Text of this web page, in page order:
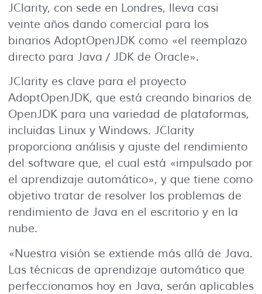
JClarity, con sede en Londres, lleva casi
veinte años dando comercial para los
binarios AdoptOpenJDK como «el reemplazo
directo para Java / JDK de Oracle».
JClarity es clave para el proyecto
AdoptOpenJDK, que está creando binarios de
OpenJDK para una variedad de plataformas,
incluidas Linux y Windows. JClarity
proporciona análisis y ajuste del rendimiento
del software que, el cual está «impulsado por
el aprendizaje automático», y que tiene como
objetivo tratar de resolver los problemas de
rendimiento de Java en el escritorio y en la
nube.
«Nuestra visión se extiende más allá de Java.
Las técnicas de aprendizaje automático que
perfeccionamos hoy en Java, serán aplicables